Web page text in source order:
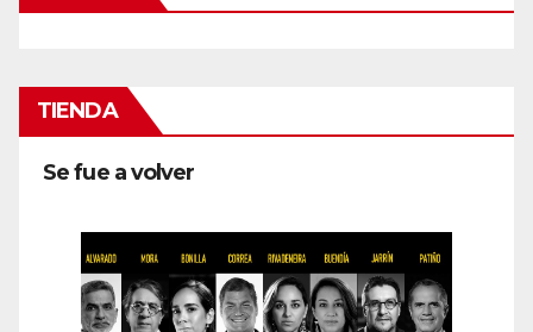
TIENDA
Se fue a volver